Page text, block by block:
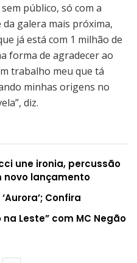
público, só com a
galera mais próxima,
já está com 1 milhão de
forma de agradecer ao
trabalho meu que tá
minhas origens no
diz.
une ironia, percussão
novo lançamento
Confira
Leste” com MC Negão